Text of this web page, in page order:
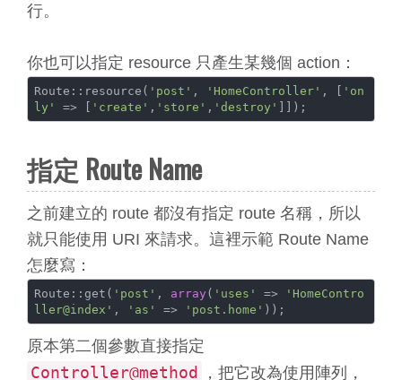
行。
你也可以指定 resource 只產生某幾個 action：
Route::resource( 'post' , 'HomeController' , [
'on
ly'
=> [ 'create' , 'store' , 'destroy'
指定 Route Name
之前建立的 route 都沒有指定 route 名稱，所以
就只能使用 URI 來請求。這裡示範 Route Name
怎麼寫：
Route::get( 'post' , array ( 'uses' =>
'HomeContro
ller@index' , 'as' => 'post.home'
原本第二個參數直接指定
Controller@method ，把它改為使用陣列，